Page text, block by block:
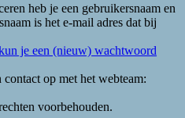
heb je een gebruikersnaam en
is het e-mail adres dat bij
je een (nieuw) wachtwoord
op met het webteam:
voorbehouden.